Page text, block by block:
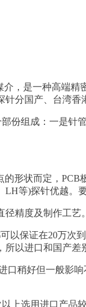
是一种高端精
分国产、台湾
组成：一是针
状而定，PCB
等)探针优越。
度及制作工艺
保证在20万次
以进口和国产差
好但一般影响
选用进口产品